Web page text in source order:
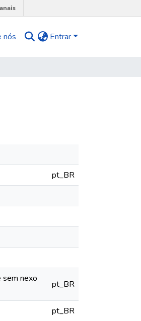
nós Entrar
pt_BR
sem nexo
pt_BR
pt_BR